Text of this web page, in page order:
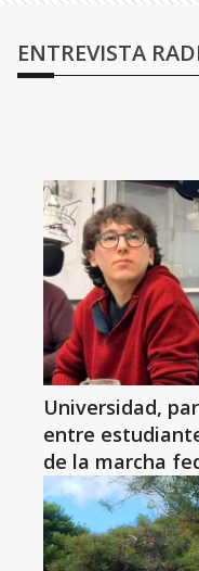
ENTREVISTA
Universidad,
entre
de la marcha